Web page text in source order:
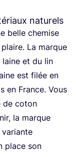
naturels
belle che­mise
La marque
et du lin
est filée en
en France. Vous
de coton
la marque
place son